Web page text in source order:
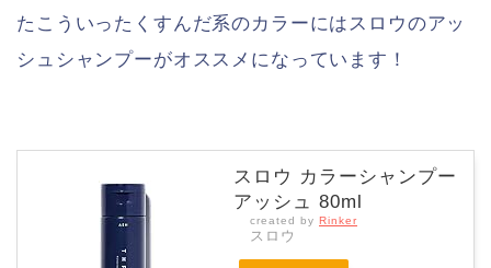
たこういったくすんだ系のカラーにはスロウのアッ
シュシャンプーがオススメになっています！
スロウ カラーシャンプー
アッシュ 80ml
created by Rinker
スロウ